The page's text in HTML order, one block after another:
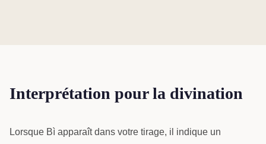
Interprétation pour la divination
Lorsque Bì apparaît dans votre tirage, il indique un